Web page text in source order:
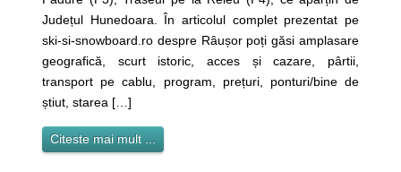
Județul Hunedoara. În articolul complet prezentat pe
ski-si-snowboard.ro despre Râușor poți găsi amplasare
geografică, scurt istoric, acces și cazare, pârtii,
transport pe cablu, program, prețuri, ponturi/bine de
știut, starea […]
Citeste mai mult ...